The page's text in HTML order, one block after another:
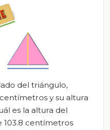
del triángulo,
y su altura
es la altura del
103.8 centímetros